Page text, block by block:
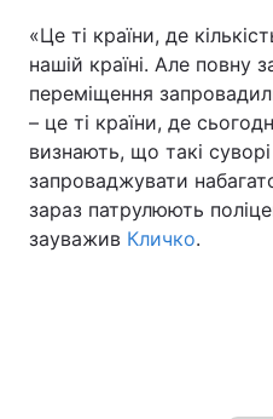
«Це ті країни, де
нашій країні. Але повну
переміщення
– це ті країни, де
визнають, що такі
запроваджувати
зараз патрулюють
зауважив Кличко.